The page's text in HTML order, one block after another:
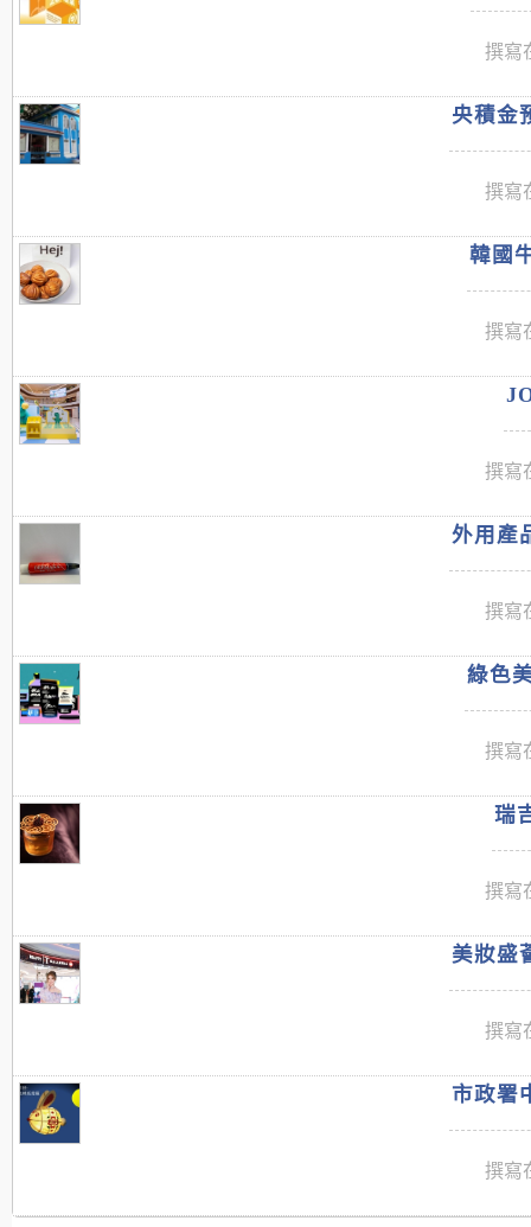
撰寫
央積金
撰寫
韓國
撰寫
撰寫
外用產
撰寫
綠色
撰寫
瑞
撰寫
美妝盛
撰寫
市政署
撰寫